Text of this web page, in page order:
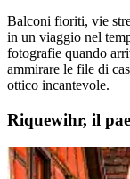
Balconi fioriti, vie
in un viaggio nel
fotografie quando
ammirare le file di
ottico incantevole.
Riquewihr, il